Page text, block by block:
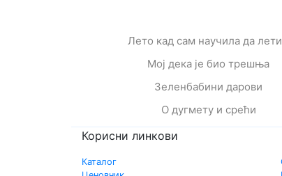
Лето кад сам научила да
Мој дека је био трешња
Зеленбабини дарови
О дугмету и срећи
Корисни линкови
Каталог